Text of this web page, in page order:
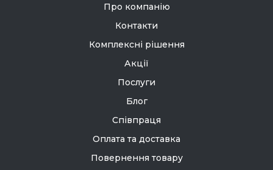
Про компанію
Контакти
Комплексні рішення
Акції
Послуги
Блог
Співпраця
Оплата та доставка
Повернення товару